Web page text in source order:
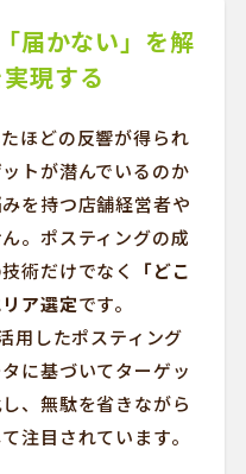
届かない」を解
現する
ほどの反響が得られ
トが潜んでいるのか
を持つ店舗経営者や
。ポスティングの成
術だけでなく
「どこ
ア選定です。
用したポスティング
に基づいてターゲッ
、無駄を省きながら
注目されています。